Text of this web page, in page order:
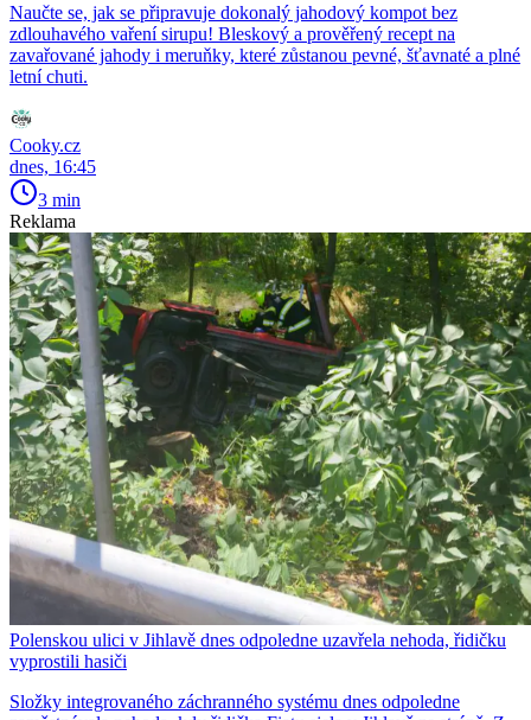
Naučte se, jak se připravuje dokonalý jahodový kompot bez
zdlouhavého vaření sirupu! Bleskový a prověřený recept na
zavařované jahody i meruňky, které zůstanou pevné, šťavnaté a plné
letní chuti.
Cooky.cz
dnes, 16:45
3 min
Reklama
Polenskou ulici v Jihlavě dnes odpoledne uzavřela nehoda, řidičku
vyprostili hasiči
Složky integrovaného záchranného systému dnes odpoledne